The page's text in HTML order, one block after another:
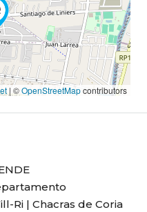
|©OpenStreetMapcontributors
Ri | Chacras de Coria